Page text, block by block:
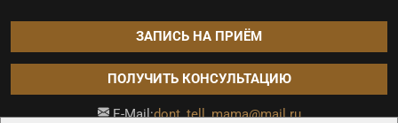
ЗАПИСЬ НА ПРИЁМ
ПОЛУЧИТЬ КОНСУЛЬТАЦИЮ
E-Mail:dont_tell_mama@mail.ru